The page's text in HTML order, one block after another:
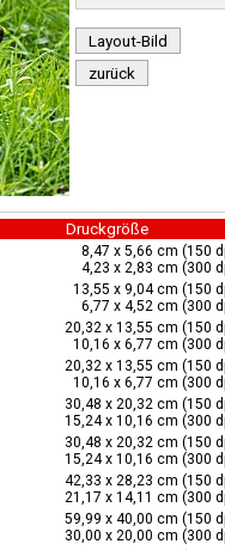
Layout-Bild
zurück
Druckgröße
8,47 x 5,66 cm (150
4,23 x 2,83 cm (300
13,55 x 9,04 cm (150
6,77 x 4,52 cm (300
20,32 x 13,55 cm (150
10,16 x 6,77 cm (300
20,32 x 13,55 cm (150
10,16 x 6,77 cm (300
30,48 x 20,32 cm (150
15,24 x 10,16 cm (300
30,48 x 20,32 cm (150
15,24 x 10,16 cm (300
42,33 x 28,23 cm (150
21,17 x 14,11 cm (300
59,99 x 40,00 cm (150
30,00 x 20,00 cm (300